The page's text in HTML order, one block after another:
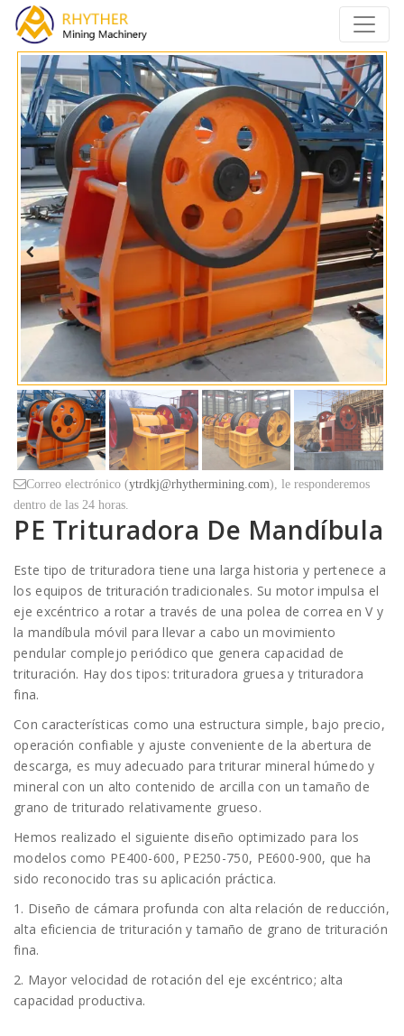
Correo electrónico (ytrdkj@rhythermining.com), le responderemos
dentro de las 24 horas.
PE Trituradora De Mandíbula
Este tipo de trituradora tiene una larga historia y pertenece a
los equipos de trituración tradicionales. Su motor impulsa el
eje excéntrico a rotar a través de una polea de correa en V y
la mandíbula móvil para llevar a cabo un movimiento
pendular complejo periódico que genera capacidad de
trituración. Hay dos tipos: trituradora gruesa y trituradora
fina.
Con características como una estructura simple, bajo precio,
operación confiable y ajuste conveniente de la abertura de
descarga, es muy adecuado para triturar mineral húmedo y
mineral con un alto contenido de arcilla con un tamaño de
grano de triturado relativamente grueso.
Hemos realizado el siguiente diseño optimizado para los
modelos como PE400-600, PE250-750, PE600-900, que ha
sido reconocido tras su aplicación práctica.
1. Diseño de cámara profunda con alta relación de reducción,
alta eficiencia de trituración y tamaño de grano de trituración
fina.
2. Mayor velocidad de rotación del eje excéntrico; alta
capacidad productiva.